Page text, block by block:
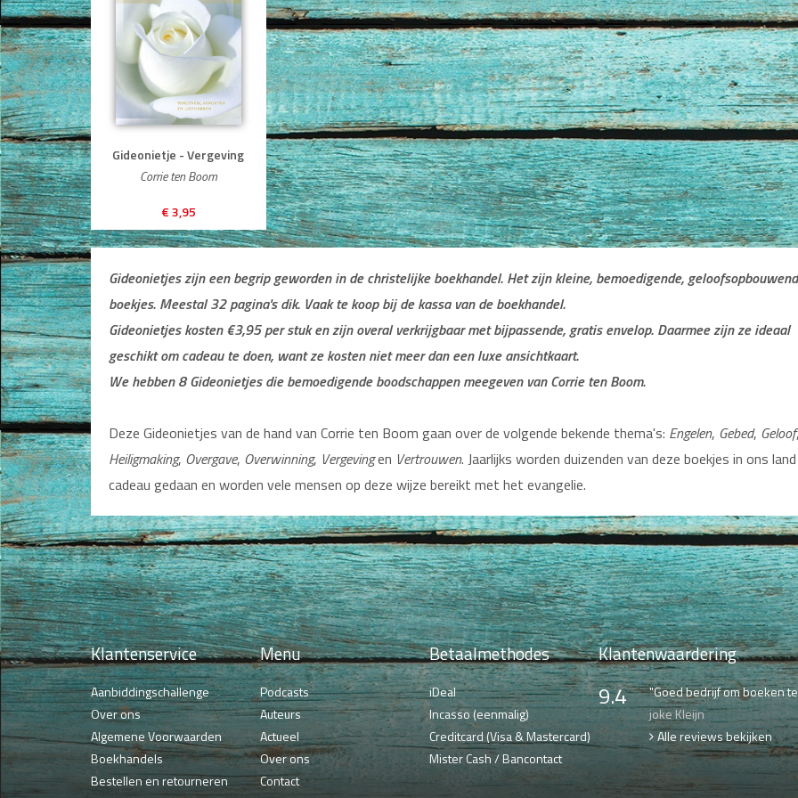
Gideonietje - Vergeving
Corrie ten Boom
€ 3,95
Gideonietjes zijn een begrip geworden in de christelijke boekhandel. Het zijn kleine, bemoedigende,
boekjes. Meestal 32 pagina's dik. Vaak te koop bij de kassa van de boekhandel.
Gideonietjes kosten €3,95 per stuk en zijn overal verkrijgbaar met bijpassende, gratis envelop. Daarmee zijn ze ideaal
geschikt om cadeau te doen, want ze kosten niet meer dan een luxe ansichtkaart.
We hebben 8 Gideonietjes die bemoedigende boodschappen meegeven van Corrie ten Boom.
Deze Gideonietjes van de hand van Corrie ten Boom gaan over de volgende bekende thema's: Engelen, Gebed, Geloof
Heiligmaking, Overgave, Overwinning, Vergevingen Vertrouwen. Jaarlijks worden duizenden van deze boekjes in ons land
cadeau gedaan en worden vele mensen op deze wijze bereikt met het evangelie.
Klantenservice
Aanbiddingschallenge
Over ons
Algemene Voorwaarden
Boekhandels
Bestellen en retourneren
Menu
Podcasts
Auteurs
Actueel
Over ons
Contact
Betaalmethodes
iDeal
Incasso (eenmalig)
Creditcard (Visa & Mastercard)
Mister Cash / Bancontact
Klantenwaardering
9.4
"Goed bedrijf om boeken
joke Kleijn
Alle reviews bekijken